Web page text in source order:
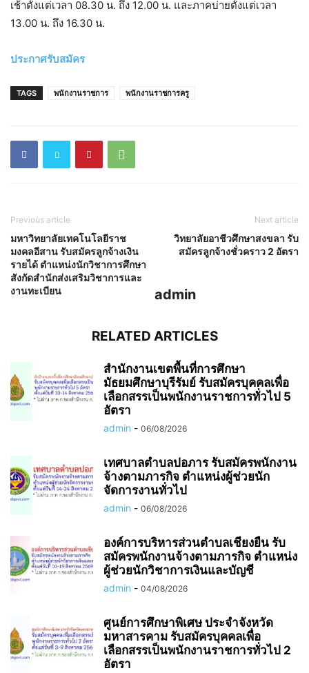
เช้าตั้งแต่เวลา 08.30 น. ถึง 12.00 น. และภาคบ่ายตั้งแต่เวลา
13.00 น. ถึง 16.30 น.
ประกาศรับสมัคร
TAGS พนักงานราชการ พนักงานราชการครู
Previous article
มหาวิทยาลัยเทคโนโลยีราช
มงคลอีสาน รับสมัครลูกจ้างเงิน
รายได้ ตำแหน่งนักวิชาการศึกษา
สังกัดสำนักส่งเสริมวิชาการและ
งานทะเบียน
Next article
วิทยาลัยอาชีวศึกษาสงขลา รับ
สมัครลูกจ้างชั่วคราว 2 อัตรา
admin
RELATED ARTICLES
สำนักงานเขตพื้นที่การศึกษา
มัธยมศึกษาบุรีรัมย์ รับสมัครบุคคลเพื่อ
เลือกสรรเป็นพนักงานราชการทั่วไป 5
อัตรา
admin - 06/08/2026
เทศบาลตำบลปอภาร รับสมัครพนักงาน
จ้างตามภารกิจ ตำแหน่งผู้ช่วยนัก
จัดการงานทั่วไป
admin - 06/08/2026
องค์การบริหารส่วนตำบลเชียงยืน รับ
สมัครพนักงานจ้างตามภารกิจ ตำแหน่ง
ผู้ช่วยนักวิชาการเงินและบัญชี
admin - 04/08/2026
ศูนย์การศึกษาพิเศษ ประจำจังหวัด
มหาสารคาม รับสมัครบุคคลเพื่อ
เลือกสรรเป็นพนักงานราชการทั่วไป 2
อัตรา